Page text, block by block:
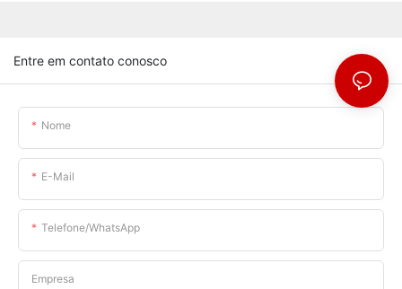
Entre em contato conosco
Nome
E-Mail
Telefone/WhatsApp
Empresa